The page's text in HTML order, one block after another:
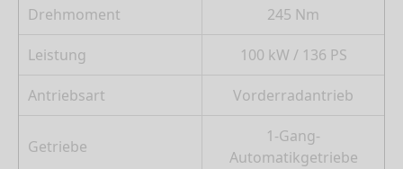
Drehmoment 245 Nm
Leistung 100 kW / 136 PS
Antriebsart Vorderradantrieb
Getriebe
1-Gang-
Automatikgetriebe